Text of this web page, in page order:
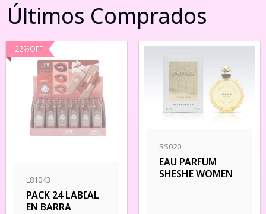
Últimos Comprados
22%OFF
L81043
PACK 24 LABIAL
EN BARRA
SS020
EAU PARFUM
SHESHE WOMEN